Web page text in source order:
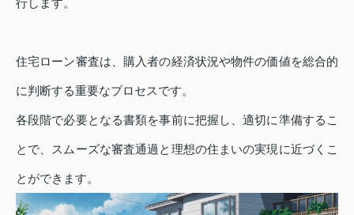
住宅ローン審査は、購入者の経済状況や物件の価値を総合的
に判断する重要なプロセスです。
各段階で必要となる書類を事前に把握し、適切に準備するこ
とで、スムーズな審査通過と理想の住まいの実現に近づくこ
とができます。